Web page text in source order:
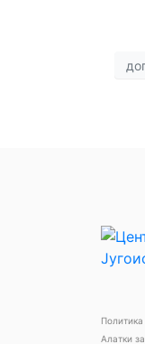
Алатки